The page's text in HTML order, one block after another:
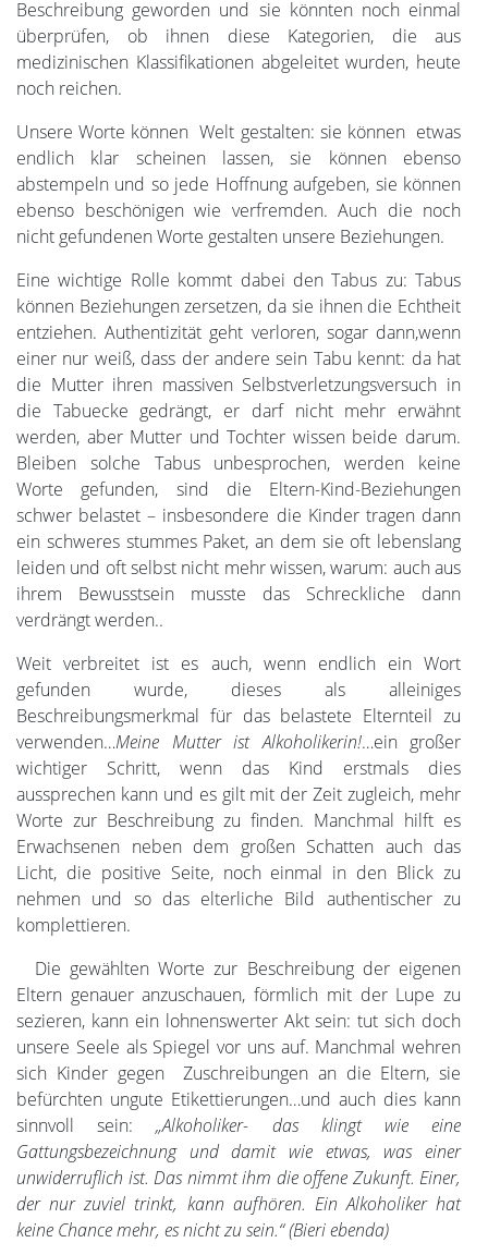
Beschreibung geworden und sie könnten noch einmal
überprüfen, ob ihnen diese Kategorien, die aus
medizinischen Klassifikationen abgeleitet wurden, heute
noch reichen.
Unsere Worte können Welt gestalten: sie können etwas
endlich klar scheinen lassen, sie können ebenso
abstempeln und so jede Hoffnung aufgeben, sie können
ebenso beschönigen wie verfremden. Auch die noch
nicht gefundenen Worte gestalten unsere Beziehungen.
Eine wichtige Rolle kommt dabei den Tabus zu: Tabus
können Beziehungen zersetzen, da sie ihnen die Echtheit
entziehen. Authentizität geht verloren, sogar dann,wenn
einer nur weiß, dass der andere sein Tabu kennt: da hat
die Mutter ihren massiven Selbstverletzungsversuch in
die Tabuecke gedrängt, er darf nicht mehr erwähnt
werden, aber Mutter und Tochter wissen beide darum.
Bleiben solche Tabus unbesprochen, werden keine
Worte gefunden, sind die Eltern-Kind-Beziehungen
schwer belastet – insbesondere die Kinder tragen dann
ein schweres stummes Paket, an dem sie oft lebenslang
leiden und oft selbst nicht mehr wissen, warum: auch aus
ihrem Bewusstsein musste das Schreckliche dann
verdrängt werden..
Weit verbreitet ist es auch, wenn endlich ein Wort
gefunden wurde, dieses als alleiniges
Beschreibungsmerkmal für das belastete Elternteil zu
verwenden…Meine Mutter ist Alkoholikerin!…ein großer
wichtiger Schritt, wenn das Kind erstmals dies
aussprechen kann und es gilt mit der Zeit zugleich, mehr
Worte zur Beschreibung zu finden. Manchmal hilft es
Erwachsenen neben dem großen Schatten auch das
Licht, die positive Seite, noch einmal in den Blick zu
nehmen und so das elterliche Bild authentischer zu
komplettieren.
Die gewählten Worte zur Beschreibung der eigenen
Eltern genauer anzuschauen, förmlich mit der Lupe zu
sezieren, kann ein lohnenswerter Akt sein: tut sich doch
unsere Seele als Spiegel vor uns auf. Manchmal wehren
sich Kinder gegen Zuschreibungen an die Eltern, sie
befürchten ungute Etikettierungen…und auch dies kann
sinnvoll sein: „Alkoholiker- das klingt wie eine
Gattungsbezeichnung und damit wie etwas, was einer
unwiderruflich ist. Das nimmt ihm die offene Zukunft. Einer,
der nur zuviel trinkt, kann aufhören. Ein Alkoholiker hat
keine Chance mehr, es nicht zu sein.“ (Bieri ebenda)